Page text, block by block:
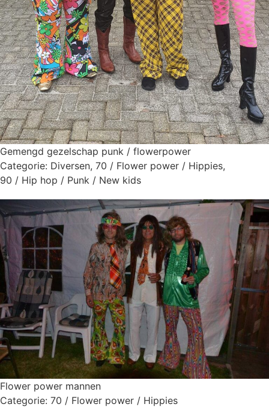
Gemengd gezelschap punk / flowerpower
Categorie: Diversen, 70 / Flower power / Hippies,
90 / Hip hop / Punk / New kids
Flower power mannen
Categorie: 70 / Flower power / Hippies